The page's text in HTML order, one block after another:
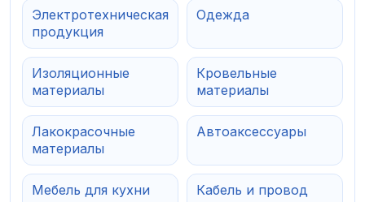
Электротехническая
продукция
Одежда
Изоляционные
материалы
Кровельные
материалы
Лакокрасочные
материалы
Автоаксессуары
Мебель для кухни Кабель и провод